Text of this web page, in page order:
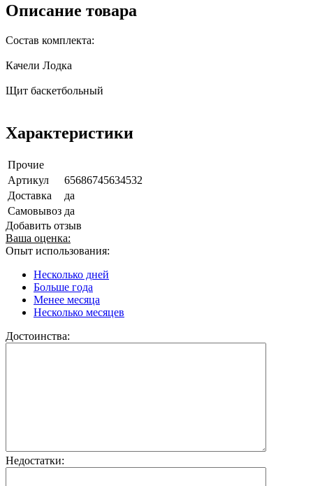
Описание товара
Состав комплекта:
Качели Лодка
Щит баскетбольный
Характеристики
Прочие
Артикул
65686745634532
Доставка
да
Самовывоз да
Добавить отзыв
Ваша оценка:
Опыт использования:
Несколько дней
Больше года
Менее месяца
Несколько месяцев
Достоинства:
Недостатки: